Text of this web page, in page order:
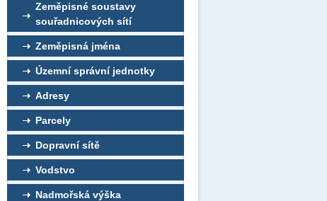
Zeměpisné soustavy
souřadnicových sítí
Zeměpisná jména
Územní správní jednotky
Adresy
Parcely
Dopravní sítě
Vodstvo
Nadmořská výška